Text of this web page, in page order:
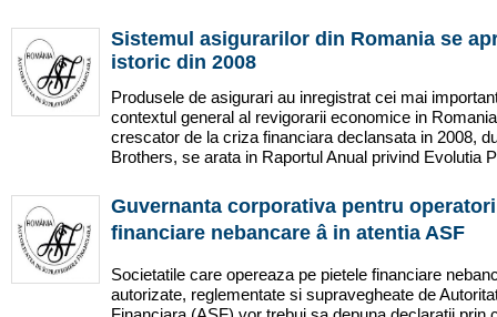
Sistemul asigurarilor din Romania se
istoric din 2008
Produsele de asigurari au inregistrat cei mai
contextul general al revigorarii economice in
crescator de la criza financiara declansata in 2008,
Brothers, se arata in Raportul Anual privind Evolutia
Guvernanta corporativa pentru
financiare nebancare â in atentia ASF
Societatile care opereaza pe pietele financiare
autorizate, reglementate si supravegheate de